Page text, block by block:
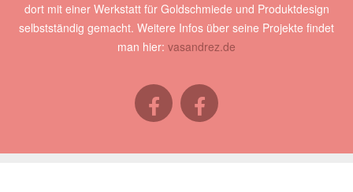
dort mit einer Werkstatt für Goldschmiede und Produktdesign
selbstständig gemacht. Weitere Infos über seine Projekte findet
man hier: vasandrez.de